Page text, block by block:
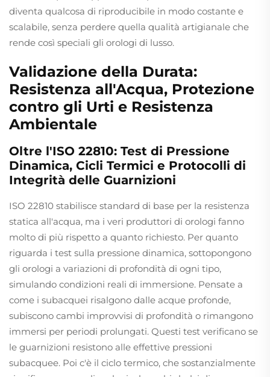
diventa qualcosa di riproducibile in modo costante e
scalabile, senza perdere quella qualità artigianale che
rende così speciali gli orologi di lusso.
Validazione della Durata:
Resistenza all'Acqua, Protezione
contro gli Urti e Resistenza
Ambientale
Oltre l'ISO 22810: Test di Pressione
Dinamica, Cicli Termici e Protocolli di
Integrità delle Guarnizioni
ISO 22810 stabilisce standard di base per la resistenza
statica all'acqua, ma i veri produttori di orologi fanno
molto di più rispetto a quanto richiesto. Per quanto
riguarda i test sulla pressione dinamica, sottopongono
gli orologi a variazioni di profondità di ogni tipo,
simulando condizioni reali di immersione. Pensate a
come i subacquei risalgono dalle acque profonde,
subiscono cambi improvvisi di profondità o rimangono
immersi per periodi prolungati. Questi test verificano se
le guarnizioni resistono alle effettive pressioni
subacquee. Poi c'è il ciclo termico, che sostanzialmente